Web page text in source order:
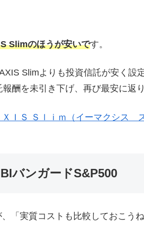
Slimのほうが安いです。
Slimよりも投資信託が安く設
酬を未引き下げ、再び最安に返
ＩＳ Ｓｌｉｍ（イーマクシス
バンガードS&P500
「実質コストも比較しておこう